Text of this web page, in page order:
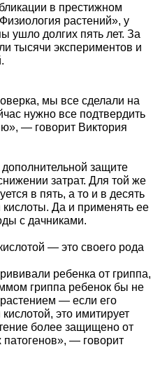
в престижном
растений», у
ушло долгих пять лет. За
тысячи экспериментов и
мы все сделали на
нужно все подтвердить
— говорит Виктория
защите
затрат. Для той же
в пять, а то и в десять
Да и применять ее
с дачниками.
— это своего рода
ребенка от гриппа,
гриппа ребенок бы не
— если его
это имитирует
более защищено от
патогенов», — говорит